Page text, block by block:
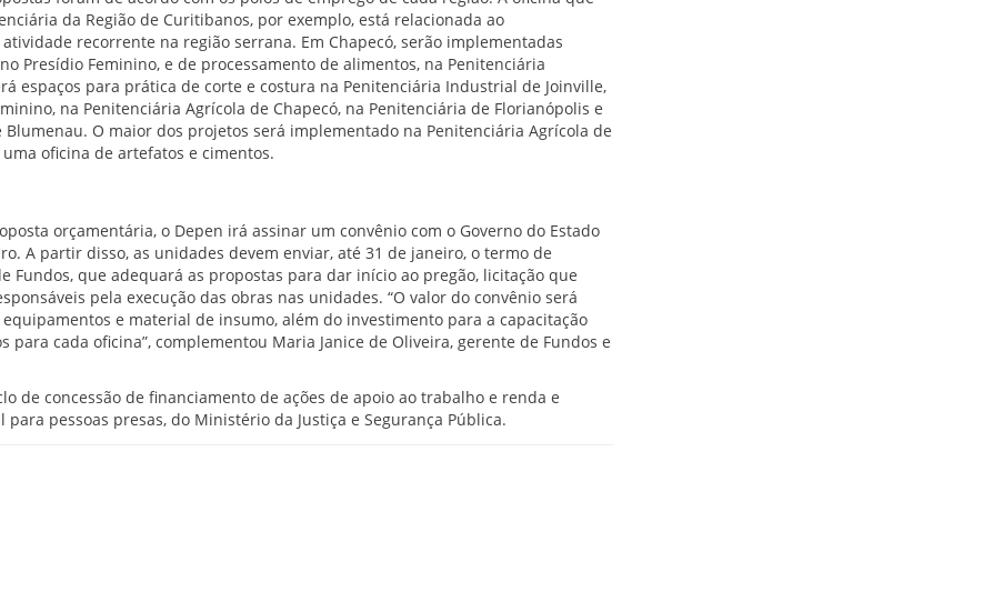
da Região de Curitibanos, por exemplo, está relacionada ao
recorrente na região serrana. Em Chapecó, serão implementadas
Presídio Feminino, e de processamento de alimentos, na Penitenciária
espaços para prática de corte e costura na Penitenciária Industrial de Joinville,
na Penitenciária Agrícola de Chapecó, na Penitenciária de Florianópolis e
Blumenau. O maior dos projetos será implementado na Penitenciária Agrícola de
oficina de artefatos e cimentos.
orçamentária, o Depen irá assinar um convênio com o Governo do Estado
A partir disso, as unidades devem enviar, até 31 de janeiro, o termo de
Fundos, que adequará as propostas para dar início ao pregão, licitação que
pela execução das obras nas unidades. “O valor do convênio será
e material de insumo, além do investimento para a capacitação
para cada oficina”, complementou Maria Janice de Oliveira, gerente de Fundos e
de concessão de financiamento de ações de apoio ao trabalho e renda e
para pessoas presas, do Ministério da Justiça e Segurança Pública.